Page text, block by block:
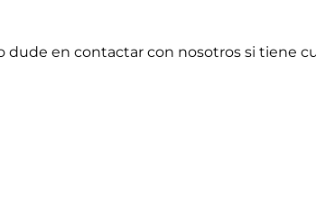
dude en contactar con nosotros si tiene